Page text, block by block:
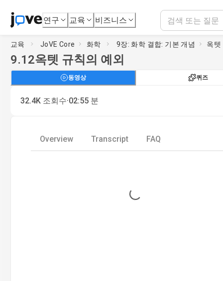
연구 교육 비즈니스
교육 JoVE Core 화학 9장: 화학 결합: 기본 개념 옥텟
9.12옥텟 규칙의 예외
동영상 퀴즈
32.4K 조회수·02:55 분
Overview Transcript FAQ
Loading...